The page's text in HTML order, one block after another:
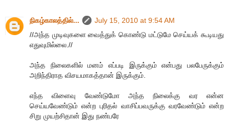
நிகழ்காலத்தில்...
July 15, 2010 at 9:54 AM
//அந்த முடிவுகளை வைத்துக் கொண்டு மட்டுமே செய்யக் கூடியது
எதுவுமில்லை.//
அந்த நிலைகளில் மனம் எப்படி இருக்கும் என்பது பலபேருக்கும்
அறிந்திராத விசயமாகத்தான் இருக்கும்.
எந்த விளைவு வேண்டுமோ அந்த நிலைக்கு வர என்ன
செய்யவேண்டும் என்ற புரிதல் வாசிப்பவருக்கு வரவேண்டும் என்ற
சிறு முயற்சிதான் இது நண்பரே